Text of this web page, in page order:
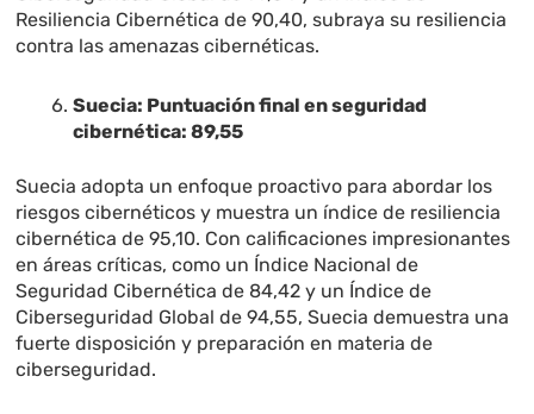
Resiliencia Cibernética de 90,40, subraya su resiliencia
contra las amenazas cibernéticas.
Suecia: Puntuación final en seguridad
cibernética: 89,55
Suecia adopta un enfoque proactivo para abordar los
riesgos cibernéticos y muestra un índice de resiliencia
cibernética de 95,10. Con calificaciones impresionantes
en áreas críticas, como un Índice Nacional de
Seguridad Cibernética de 84,42 y un Índice de
Ciberseguridad Global de 94,55, Suecia demuestra una
fuerte disposición y preparación en materia de
ciberseguridad.